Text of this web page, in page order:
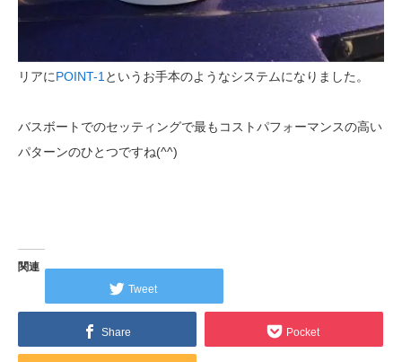
リアにPOINT-1 というお手本のようなシステムになりました。
バスボートでのセッティングで最もコストパフォーマンスの高い
パターンのひとつですね(^^)
関連
Tweet
Share Pocket